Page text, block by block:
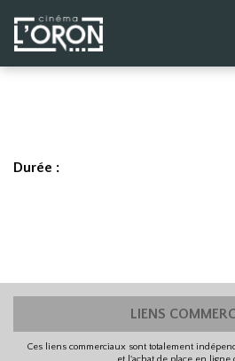
Durée :
LIENS
Ces liens commerciaux sont totalement